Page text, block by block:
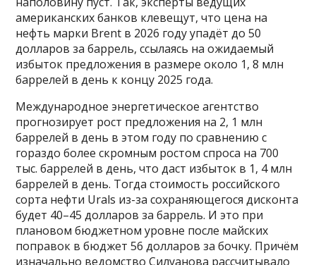
американских банков клевещут, что цена на
нефть марки Brent в 2026 году упадёт до 50
долларов за баррель, ссылаясь на ожидаемый
избыток предложения в размере около 1, 8 млн
баррелей в день к концу 2025 года.
Международное энергетическое агентство
прогнозирует рост предложения на 2, 1 млн
баррелей в день в этом году по сравнению с
гораздо более скромным ростом спроса на 700
тыс. баррелей в день, что даст избыток в 1, 4 млн
баррелей в день. Тогда стоимость российского
сорта нефти Urals из-за сохраняющегося дисконта
будет 40–45 долларов за баррель. И это при
плановом бюджетном уровне после майских
поправок в бюджет 56 долларов за бочку. Причём
изначально ведомство Силуанова рассчитывало